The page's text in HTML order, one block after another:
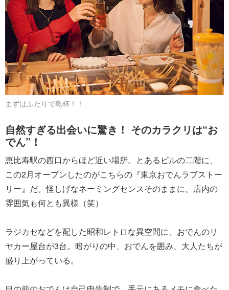
まずはふたりで乾杯！！
自然すぎる出会いに驚き！ そのカラクリは“お
でん”！
恵比寿駅の西口からほど近い場所。とあるビルの二階に、
この2月オープンしたのがこちらの『東京おでんラブストー
リー』だ。怪しげなネーミングセンスそのままに、店内の
雰囲気も何とも異様（笑）
ラジカセなどを配した昭和レトロな異空間に、おでんのリ
ヤカー屋台が3台。暗がりの中、おでんを囲み、大人たちが
盛り上がっている。